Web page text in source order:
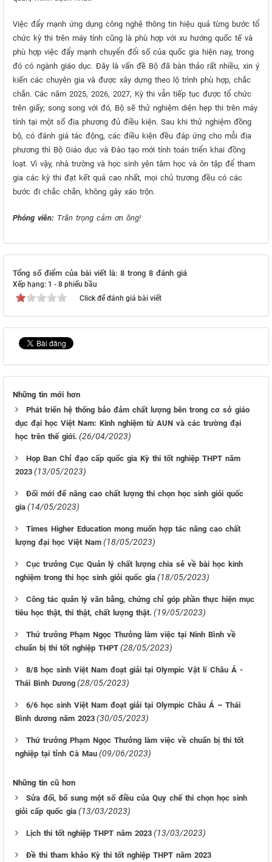
Việc đẩy mạnh ứng dụng công nghệ thông tin hiệu quả từng bước tổ
chức kỳ thi trên máy tính cũng là phù hợp với xu hướng quốc tế và
phù hợp việc đẩy mạnh chuyển đổi số của quốc gia hiện nay, trong
đó có ngành giáo dục. Đây là vấn đề Bộ đã bàn thảo rất nhiều, xin ý
kiến các chuyên gia và được xây dựng theo lộ trình phù hợp, chắc
chắn. Các năm 2025, 2026, 2027, Kỳ thi vẫn tiếp tục được tổ chức
trên giấy; song song với đó, Bộ sẽ thử nghiệm diện hẹp thi trên máy
tính tại một số địa phương đủ điều kiện. Sau khi thử nghiệm đồng
bộ, có đánh giá tác động, các điều kiện đều đáp ứng cho mỗi địa
phương thì Bộ Giáo dục và Đào tạo mới tính toán triển khai đồng
loạt. Vì vậy, nhà trường và học sinh yên tâm học và ôn tập để tham
gia các kỳ thi đạt kết quả cao nhất, mọi chủ trương đều có các
bước đi chắc chắn, không gây xáo trộn.
Phóng viên: Trân trọng cảm ơn ông!
Tổng số điểm của bài viết là: 8 trong 8 đánh giá
Xếp hạng: 1 - 8 phiếu bầu
Click để đánh giá bài viết
Những tin mới hơn
Phát triển hệ thống bảo đảm chất lượng bên trong cơ sở giáo
dục đại học Việt Nam: Kinh nghiệm từ AUN và các trường đại
học trên thế giới. (26/04/2023)
Họp Ban Chỉ đạo cấp quốc gia Kỳ thi tốt nghiệp THPT năm
2023 (13/05/2023)
Đổi mới để nâng cao chất lượng thi chọn học sinh giỏi quốc
gia (14/05/2023)
Times Higher Education mong muốn hợp tác nâng cao chất
lượng đại học Việt Nam (18/05/2023)
Cục trưởng Cục Quản lý chất lượng chia sẻ về bài học kinh
nghiệm trong thi học sinh giỏi quốc gia (18/05/2023)
Công tác quản lý văn bằng, chứng chỉ góp phần thực hiện mục
tiêu học thật, thi thật, chất lượng thật. (19/05/2023)
Thứ trưởng Phạm Ngọc Thưởng làm việc tại Ninh Bình về
chuẩn bị thi tốt nghiệp THPT (28/05/2023)
8/8 học sinh Việt Nam đoạt giải tại Olympic Vật lí Châu Á -
Thái Bình Dương (28/05/2023)
6/6 học sinh Việt Nam đoạt giải tại Olympic Châu Á – Thái
Bình dương năm 2023 (30/05/2023)
Thứ trưởng Phạm Ngọc Thưởng làm việc về chuẩn bị thi tốt
nghiệp tại tỉnh Cà Mau (09/06/2023)
Những tin cũ hơn
Sửa đổi, bổ sung một số điều của Quy chế thi chọn học sinh
giỏi cấp quốc gia (13/03/2023)
Lịch thi tốt nghiệp THPT năm 2023 (13/03/2023)
Đề thi tham khảo Kỳ thi tốt nghiệp THPT năm 2023